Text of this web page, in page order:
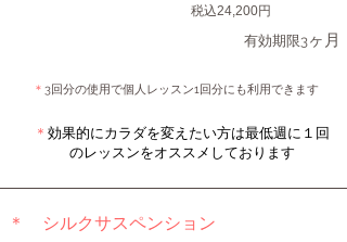
税込24,200円
有効期限3ヶ月
＊ 3回分の使用で個人レッスン1回分にも利用できます
＊ 効果的にカラダを変えたい方は最低週に１回
のレッスンをオススメしております
＊ シルクサスペンション